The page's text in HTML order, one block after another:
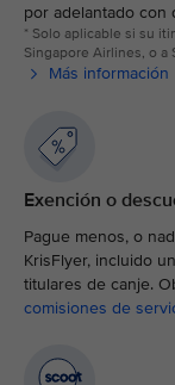
por adelantado con
* Solo aplicable si su
Singapore Airlines, o a
Más información
Exención o
Pague menos, o
KrisFlyer, incluido
titulares de canje.
comisiones de